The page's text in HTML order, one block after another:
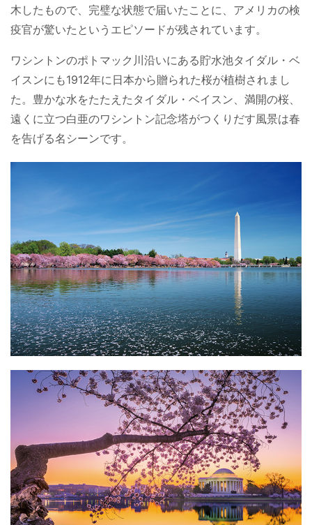
木したもので、完璧な状態で届いたことに、アメリカの検
疫官が驚いたというエピソードが残されています。
ワシントンのポトマック川沿いにある貯水池タイダル・ベ
イスンにも1912年に日本から贈られた桜が植樹されまし
た。豊かな水をたたえたタイダル・ベイスン、満開の桜、
遠くに立つ白亜のワシントン記念塔がつくりだす風景は春
を告げる名シーンです。